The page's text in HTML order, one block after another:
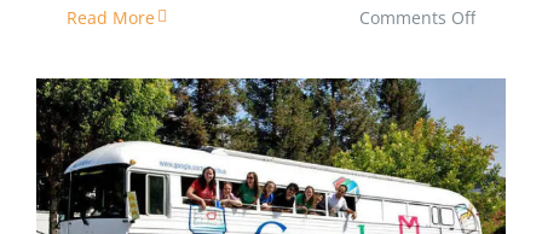
Read More Comments Offon
বিসিএস
ক্যাডার
পছন্দক্রম